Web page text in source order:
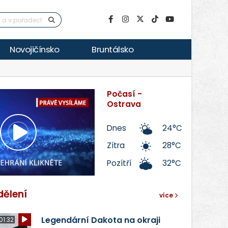
Novojičínsko Bruntálsko
Přehrát
video
Počasí -
Ostrava
Dnes
24°C
Zítra
28°C
Pozítří
32°C
více
Legendární Dakota na okraji